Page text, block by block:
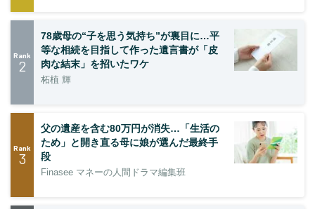
Rank
2
78歳母の“子を思う気持ち”が裏目に…平
等な相続を目指して作った遺言書が「皮
肉な結末」を招いたワケ
柘植 輝
Rank
3
父の遺産を含む80万円が消失…「生活の
ため」と開き直る母に娘が選んだ最終手
段
Finasee マネーの人間ドラマ編集班